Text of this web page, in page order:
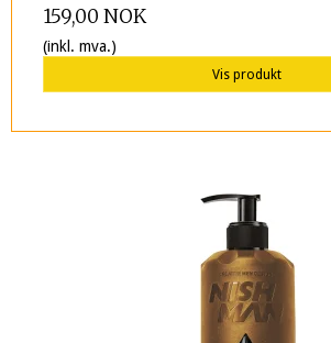
159,00 NOK
(inkl. mva.)
Vis produkt